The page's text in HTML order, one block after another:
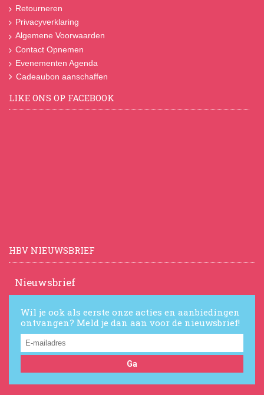
Retourneren
Privacyverklaring
Algemene Voorwaarden
Contact Opnemen
Evenementen Agenda
Cadeaubon aanschaffen
LIKE ONS OP FACEBOOK
HBV NIEUWSBRIEF
Nieuwsbrief
Wil je ook als eerste onze acties en aanbiedingen
ontvangen? Meld je dan aan voor de nieuwsbrief!
Ga